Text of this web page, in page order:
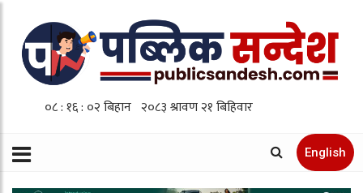
English